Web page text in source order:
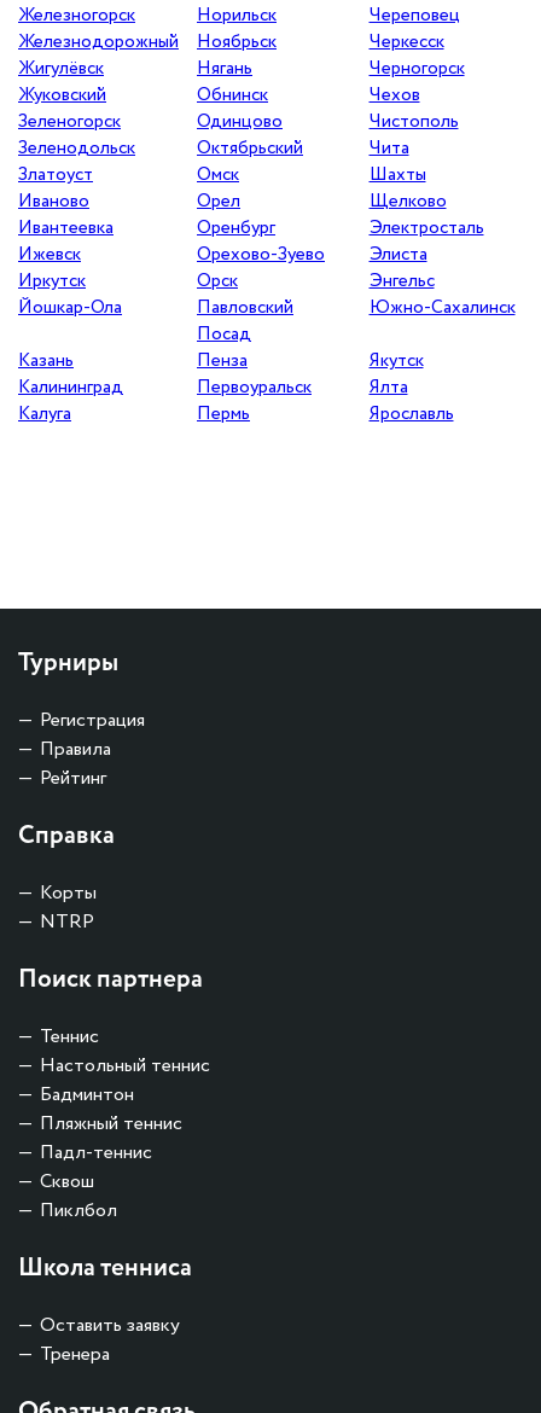
Железногорск
Железнодорожный
Жигулёвск
Жуковский
Зеленогорск
Зеленодольск
Златоуст
Иваново
Ивантеевка
Ижевск
Иркутск
Йошкар-Ола
Казань
Калининград
Калуга
Норильск
Ноябрьск
Нягань
Обнинск
Одинцово
Октябрьский
Омск
Орел
Оренбург
Орехово-Зуево
Орск
Павловский
Посад
Пенза
Первоуральск
Пермь
Череповец
Черкесск
Черногорск
Чехов
Чистополь
Чита
Шахты
Щелково
Электросталь
Элиста
Энгельс
Южно-Сахалинск
Якутск
Ялта
Ярославль
Турниры
Регистрация
Правила
Рейтинг
Справка
Корты
NTRP
Поиск партнера
Теннис
Настольный теннис
Бадминтон
Пляжный теннис
Падл-теннис
Сквош
Пиклбол
Школа тенниса
Оставить заявку
Тренера